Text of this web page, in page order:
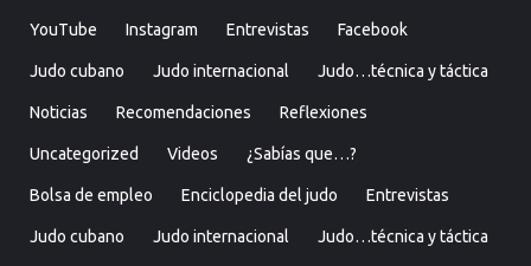
YouTube Instagram Entrevistas Facebook
Judo cubano Judo internacional Judo…técnica y táctica
Noticias Recomendaciones Reflexiones
Uncategorized Videos ¿Sabías que…?
Bolsa de empleo Enciclopedia del judo Entrevistas
Judo cubano Judo internacional Judo…técnica y táctica